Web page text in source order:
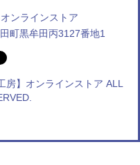
ンラインストア
町黒牟田丙3127番地1
】オンラインストア ALL